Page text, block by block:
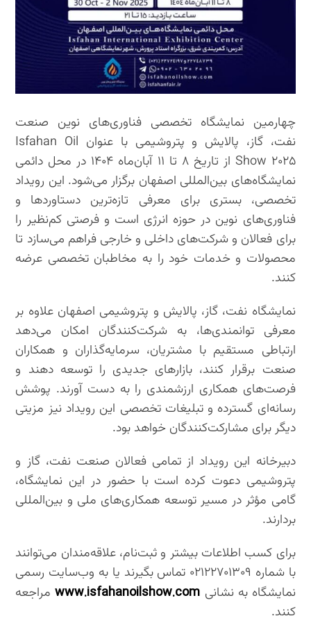
چهارمین نمایشگاه تخصصی فناوری‌های نوین صنعت
نفت، گاز، پالایش و پتروشیمی با عنوان Isfahan Oil
Show ۲۰۲۵ از تاریخ ۸ تا ۱۱ آبان‌ماه ۱۴۰۴ در محل دائمی
نمایشگاه‌های بین‌المللی اصفهان برگزار می‌شود. این رویداد
تخصصی، بستری برای معرفی تازه‌ترین دستاوردها و
فناوری‌های نوین در حوزه انرژی است و فرصتی کم‌نظیر را
برای فعالان و شرکت‌های داخلی و خارجی فراهم می‌سازد تا
محصولات و خدمات خود را به مخاطبان تخصصی عرضه
کنند.
نمایشگاه نفت، گاز، پالایش و پتروشیمی اصفهان علاوه بر
معرفی توانمندی‌ها، به شرکت‌کنندگان امکان می‌دهد
ارتباطی مستقیم با مشتریان، سرمایه‌گذاران و همکاران
صنعت برقرار کنند، بازارهای جدیدی را توسعه دهند و
فرصت‌های همکاری ارزشمندی را به دست آورند. پوشش
رسانه‌ای گسترده و تبلیغات تخصصی این رویداد نیز مزیتی
دیگر برای مشارکت‌کنندگان خواهد بود.
دبیرخانه این رویداد از تمامی فعالان صنعت نفت، گاز و
پتروشیمی دعوت کرده است با حضور در این نمایشگاه،
گامی مؤثر در مسیر توسعه همکاری‌های ملی و بین‌المللی
بردارند.
برای کسب اطلاعات بیشتر و ثبت‌نام، علاقه‌مندان می‌توانند
با شماره ۰۲۱۲۲۷۰۱۳۰۹ تماس بگیرند یا به وب‌سایت رسمی
نمایشگاه به نشانی www.isfahanoilshow.comمراجعه
کنند.